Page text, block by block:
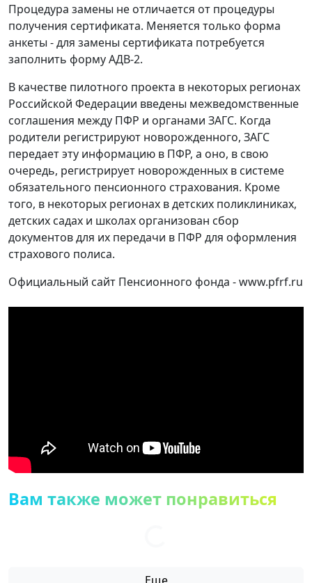
Процедура замены не отличается от процедуры
получения сертификата. Меняется только форма
анкеты - для замены сертификата потребуется
заполнить форму АДВ-2.
В качестве пилотного проекта в некоторых регионах
Российской Федерации введены межведомственные
соглашения между ПФР и органами ЗАГС. Когда
родители регистрируют новорожденного, ЗАГС
передает эту информацию в ПФР, а оно, в свою
очередь, регистрирует новорожденных в системе
обязательного пенсионного страхования. Кроме
того, в некоторых регионах в детских поликлиниках,
детских садах и школах организован сбор
документов для их передачи в ПФР для оформления
страхового полиса.
Официальный сайт Пенсионного фонда - www.pfrf.ru
Вам также может понравиться